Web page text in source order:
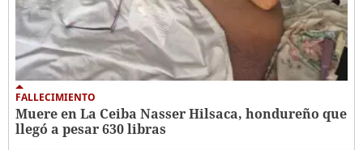
FALLECIMIENTO
Muere en La Ceiba Nasser Hilsaca, hondureño que
llegó a pesar 630 libras